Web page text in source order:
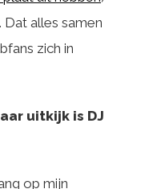
alles samen
zich in
uitkijk is DJ
op mijn